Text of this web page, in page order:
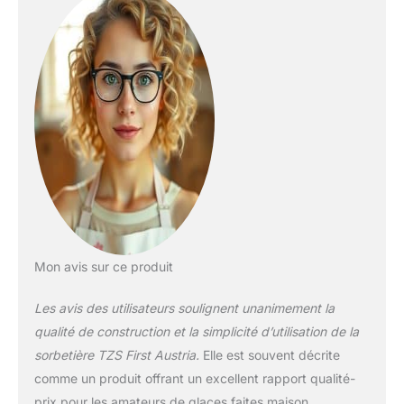
inoxydable garantit
un transfert de froid
optimal et une
hygiène
irréprochable. Idéal
pour sorbets ou
yaourts glacés
COMMANDE
INTUITIVE :
Utilisation simple via
cycle automatique de
mélange et de
congélation
CONCEPTION
ERGONOMIQUE :
Mon avis sur ce produit
Les avis des utilisateurs soulignent unanimement la
qualité de construction et la simplicité d’utilisation de la
sorbetière TZS First Austria. Elle est souvent décrite
comme un produit offrant un excellent rapport qualité-